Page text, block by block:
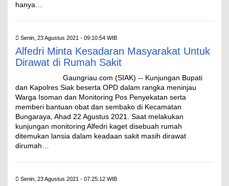
hanya…
Senin, 23 Agustus 2021 - 09:10:54 WIB
Alfedri Minta Kesadaran Masyarakat Untuk
Dirawat di Rumah Sakit
Gaungriau.com (SIAK) -- Kunjungan Bupati
dan Kapolres Siak beserta OPD dalam rangka meninjau
Warga Isoman dan Monitoring Pos Penyekatan serta
memberi bantuan obat dan sembako di Kecamatan
Bungaraya, Ahad 22 Agustus 2021. Saat melakukan
kunjungan monitoring Alfedri kaget disebuah rumah
ditemukan lansia dalam keadaan sakit masih dirawat
dirumah…
Senin, 23 Agustus 2021 - 07:25:12 WIB